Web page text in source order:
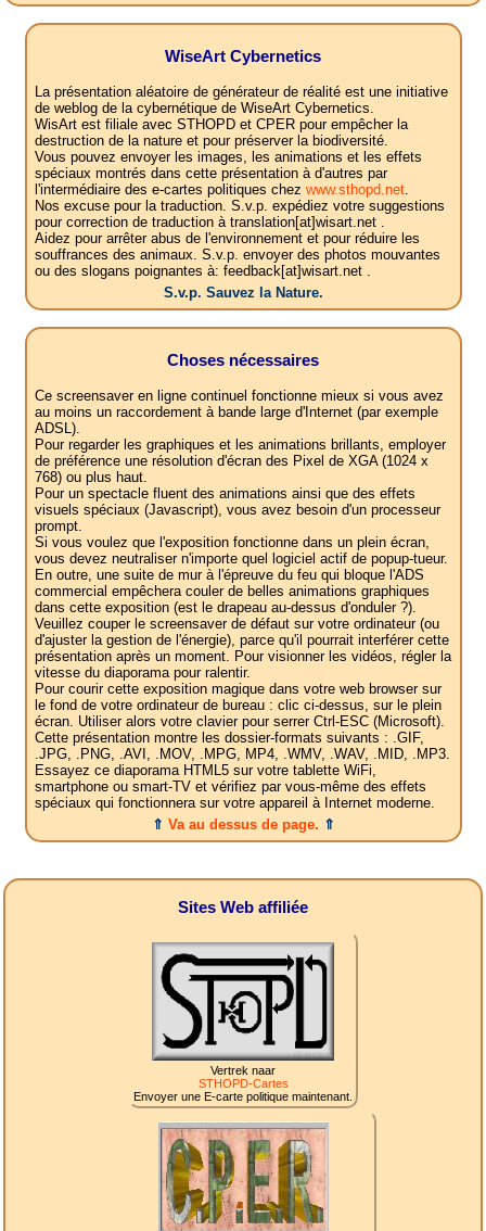
WiseArt Cybernetics
La présentation aléatoire de générateur de réalité est une initiative
de weblog de la cybernétique de WiseArt Cybernetics.
WisArt est filiale avec STHOPD et CPER pour empêcher la
destruction de la nature et pour préserver la biodiversité.
Vous pouvez envoyer les images, les animations et les effets
spéciaux montrés dans cette présentation à d'autres par
l'intermédiaire des e-cartes politiques chez www.sthopd.net.
Nos excuse pour la traduction. S.v.p. expédiez votre suggestions
pour correction de traduction à translation[at]wisart.net .
Aidez pour arrêter abus de l'environnement et pour réduire les
souffrances des animaux. S.v.p. envoyer des photos mouvantes
ou des slogans poignantes à: feedback[at]wisart.net .
S.v.p. Sauvez la Nature.
Choses nécessaires
Ce screensaver en ligne continuel fonctionne mieux si vous avez
au moins un raccordement à bande large d'Internet (par exemple
ADSL).
Pour regarder les graphiques et les animations brillants, employer
de préférence une résolution d'écran des Pixel de XGA (1024 x
768) ou plus haut.
Pour un spectacle fluent des animations ainsi que des effets
visuels spéciaux (Javascript), vous avez besoin d'un processeur
prompt.
Si vous voulez que l'exposition fonctionne dans un plein écran,
vous devez neutraliser n'importe quel logiciel actif de popup-tueur.
En outre, une suite de mur à l'épreuve du feu qui bloque l'ADS
commercial empêchera couler de belles animations graphiques
dans cette exposition (est le drapeau au-dessus d'onduler ?).
Veuillez couper le screensaver de défaut sur votre ordinateur (ou
d'ajuster la gestion de l'énergie), parce qu'il pourrait interférer cette
présentation après un moment. Pour visionner les vidéos, régler la
vitesse du diaporama pour ralentir.
Pour courir cette exposition magique dans votre web browser sur
le fond de votre ordinateur de bureau : clic ci-dessus, sur le plein
écran. Utiliser alors votre clavier pour serrer Ctrl-ESC (Microsoft).
Cette présentation montre les dossier-formats suivants : .GIF,
.JPG, .PNG, .AVI, .MOV, .MPG, MP4, .WMV, .WAV, .MID, .MP3.
Essayez ce diaporama HTML5 sur votre tablette WiFi,
smartphone ou smart-TV et vérifiez par vous-même des effets
spéciaux qui fonctionnera sur votre appareil à Internet moderne.
⇑ Va au dessus de page. ⇑
Sites Web affiliée
Vertrek naar
STHOPD-Cartes
Envoyer une E-carte politique maintenant.